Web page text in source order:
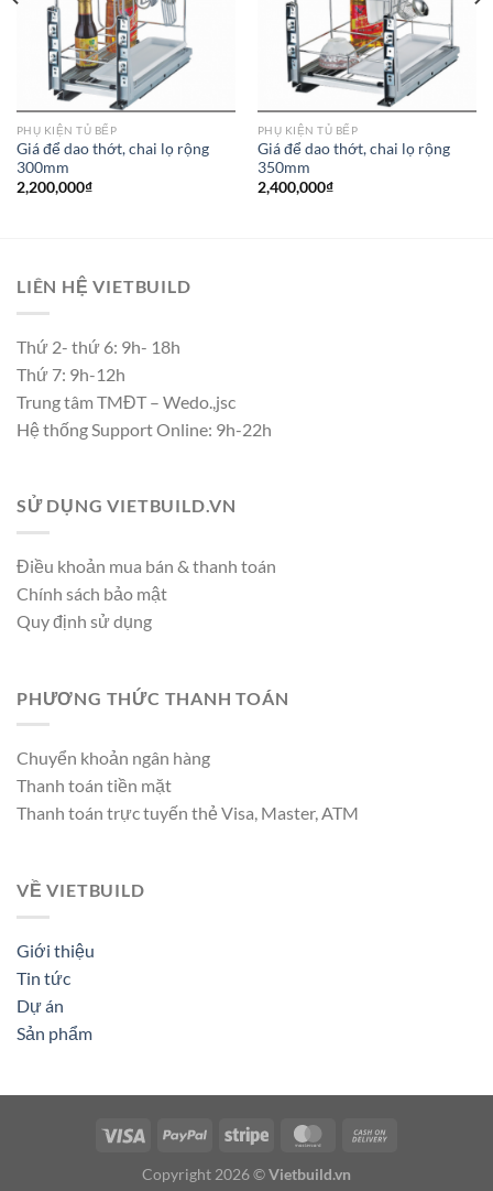
PHỤ KIỆN TỦ BẾP
Giá để dao thớt, chai lọ rộng
300mm
2,200,000₫
PHỤ KIỆN TỦ BẾP
Giá để dao thớt, chai lọ rộng
350mm
2,400,000₫
LIÊN HỆ VIETBUILD
Thứ 2- thứ 6: 9h- 18h
Thứ 7: 9h-12h
Trung tâm TMĐT – Wedo.,jsc
Hệ thống Support Online: 9h-22h
SỬ DỤNG VIETBUILD.VN
Điều khoản mua bán & thanh toán
Chính sách bảo mật
Quy định sử dụng
PHƯƠNG THỨC THANH TOÁN
Chuyển khoản ngân hàng
Thanh toán tiền mặt
Thanh toán trực tuyến thẻ Visa, Master, ATM
VỀ VIETBUILD
Giới thiệu
Tin tức
Dự án
Sản phẩm
Copyright 2026 ©Vietbuild.vn